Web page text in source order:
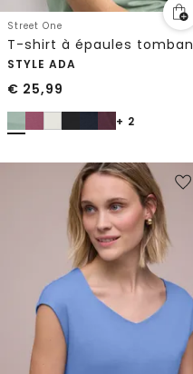
Street One
STYLE ADA
€ 25,99
+ 2